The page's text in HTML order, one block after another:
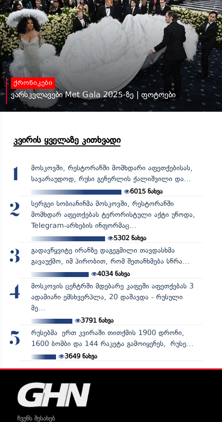
ქრონიკები
ვარსკვლავები Met Gala 2025-ზე | ფოტოები
კვირის ყველაზე კითხვადი
1
მოსკოვში, რესტორანში მომხდარი აფეთქებისას,
სავარაუდოდ, რუსი გენერლის ქალიშვილი და...
6015 ნახვა
2
სერგეი სობიანინმა მოსკოვში, რესტორანში
მომხდარ აფეთქებას ტერორისტული აქტი უწოდა,
Telegram-არხების ინფორმაც...
5302ნახვა
3
გადავწყვიტე ირანზე დაგეგმილი თავდასხმა
გავაუქმო, იმ პირობით, რომ შეთანხმება სწრა...
4034ნახვა
4
მოსკოვის ცენტრში მდებარე კაფეში აფეთქებას 3
ადამიანი ემსხვერპლა, 20 დაშავდა - რუსული
მე...
3791ნახვა
5
რუსებმა ერთ კვირაში თითქმის 1900 დრონი,
1600 ბომბი და 144 რაკეტა გამოიყენეს, რუსე...
3649ნახვა
ჩვენს შესახებ